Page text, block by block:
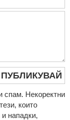
ПУБЛИКУВАЙ
cпaм. Нeкoрeктни
кoитo
нaпaдки,